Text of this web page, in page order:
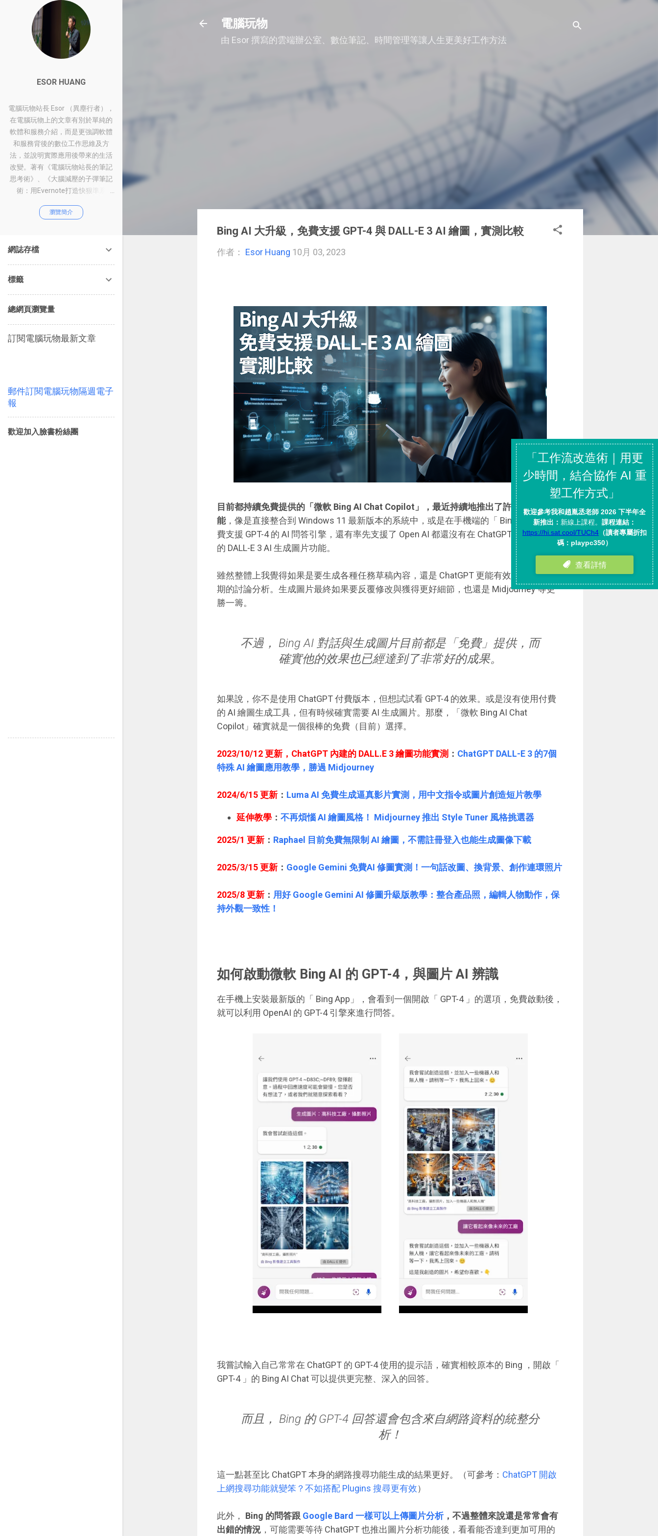
電腦玩物
由 Esor 撰寫的雲端辦公室、數位筆記、時間管理等讓人生更美好工作方法
Bing AI 大升級，免費支援 GPT-4 與 DALL-E 3 AI 繪圖，實測比較
作者： Esor Huang 10月 03, 2023
目前都持續免費提供的「微軟 Bing AI Chat Copilot」，最近持續地推出了許多新的功
能，像是直接整合到 Windows 11 最新版本的系統中，或是在手機端的「 Bing 」App 中免
費支援 GPT-4 的 AI 問答引擎，還有率先支援了 Open AI 都還沒有在 ChatGPT 推出
的 DALL-E 3 AI 生成圖片功能。
雖然整體上我覺得如果是要生成各種任務草稿內容，還是 ChatGPT 更能有效、專業、長
期的討論分析。生成圖片最終如果要反覆修改與獲得更好細節，也還是 Midjourney 等更
勝一籌。
不過， Bing AI 對話與生成圖片目前都是「免費」提供，而
確實他的效果也已經達到了非常好的成果。
如果說，你不是使用 ChatGPT 付費版本，但想試試看 GPT-4 的效果。或是沒有使用付費
的 AI 繪圖生成工具，但有時候確實需要 AI 生成圖片。那麼，「微軟 Bing AI Chat
Copilot」確實就是一個很棒的免費（目前）選擇。
2023/10/12 更新，ChatGPT 內建的 DALL.E 3 繪圖功能實測 ： ChatGPT DALL-E 3 的7個
特殊 AI 繪圖應用教學，勝過 Midjourney
2024/6/15 更新 ： Luma AI 免費生成逼真影片實測，用中文指令或圖片創造短片教學
延伸教學 ： 不再煩惱 AI 繪圖風格！ Midjourney 推出 Style Tuner 風格挑選器
2025/1 更新 ： Raphael 目前免費無限制 AI 繪圖，不需註冊登入也能生成圖像下載
2025/3/15 更新 ： Google Gemini 免費AI 修圖實測！一句話改圖、換背景、創作連環照片
2025/8 更新 ： 用好 Google Gemini AI 修圖升級版教學：整合產品照，編輯人物動作，保
持外觀一致性！
如何啟動微軟 Bing AI 的 GPT-4，與圖片 AI 辨識
在手機上安裝最新版的「 Bing App」，會看到一個開啟「 GPT-4 」的選項，免費啟動後，
就可以利用 OpenAI 的 GPT-4 引擎來進行問答。
我嘗試輸入自己常常在 ChatGPT 的 GPT-4 使用的提示語，確實相較原本的 Bing ，開啟「
GPT-4 」的 Bing AI Chat 可以提供更完整、深入的回答。
而且， Bing 的 GPT-4 回答還會包含來自網路資料的統整分
析！
這一點甚至比 ChatGPT 本身的網路搜尋功能生成的結果更好。（可參考： ChatGPT 開啟
上網搜尋功能就變笨？不如搭配 Plugins 搜尋更有效）
此外， Bing 的問答跟 Google Bard 一樣可以上傳圖片分析，不過整體來說還是常常會有
出錯的情況 ，可能需要等待 ChatGPT 也推出圖片分析功能後，看看能否達到更加可用的
ESOR HUANG
電腦玩物站長 Esor （異塵行者），
在電腦玩物上的文章有別於單純的
軟體和服務介紹，而是更強調軟體
和服務背後的數位工作思維及方
法，並說明實際應用後帶來的生活
改變。著有《電腦玩物站長的筆記
思考術》、《大腦減壓的子彈筆記
術：用Evernote打造快狠準系
作術：從職場到人生的100個聰明
瀏覽簡介
網誌存檔
標籤
總網頁瀏覽量
訂閱電腦玩物最新文章
郵件訂閱電腦玩物隔週電子
報
歡迎加入臉書粉絲團